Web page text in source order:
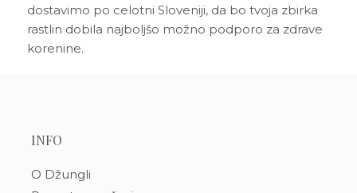
dostavimo po celotni Sloveniji, da bo tvoja zbirka
rastlin dobila najboljšo možno podporo za zdrave
korenine.
INFO
O Džungli